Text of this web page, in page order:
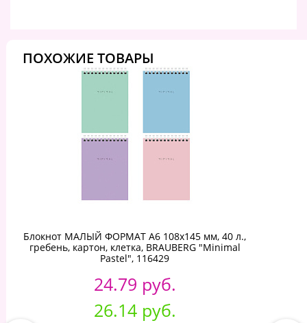
ПОХОЖИЕ ТОВАРЫ
Блокнот МАЛЫЙ ФОРМАТ А6 108х145 мм, 40 л.,
гребень, картон, клетка, BRAUBERG "Minimal
Pastel", 116429
24.79 руб.
26.14 руб.